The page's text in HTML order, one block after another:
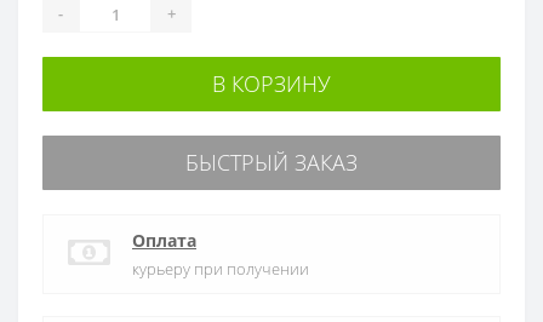
- +
В КОРЗИНУ
БЫСТРЫЙ ЗАКАЗ
Оплата
курьеру при получении